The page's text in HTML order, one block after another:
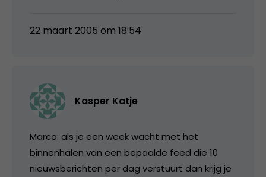
22 maart 2005 om 18:54
Kasper Katje
Marco: als je een week wacht met het
binnenhalen van een bepaalde feed die 10
nieuwsberichten per dag verstuurt dan krijg je